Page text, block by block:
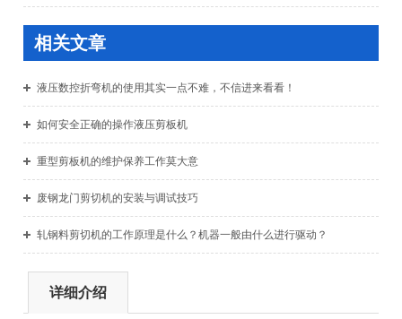
相关文章
液压数控折弯机的使用其实一点不难，不信进来看看！
如何安全正确的操作液压剪板机
重型剪板机的维护保养工作莫大意
废钢龙门剪切机的安装与调试技巧
轧钢料剪切机的工作原理是什么？机器一般由什么进行驱动？
详细介绍